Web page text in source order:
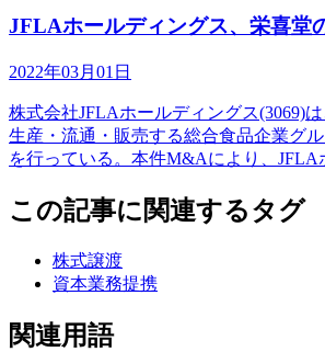
JFLAホールディングス、栄喜堂
2022年03月01日
株式会社JFLAホールディングス(3069)
生産・流通・販売する総合食品企業グ
を行っている。本件M&Aにより、JFLA
この記事に関連するタグ
株式譲渡
資本業務提携
関連用語